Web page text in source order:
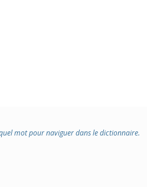
mot pour naviguer dans le dictionnaire.